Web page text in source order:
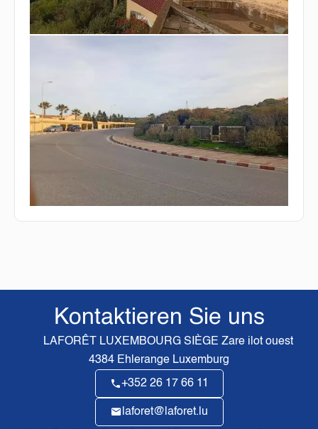
Kontaktieren Sie uns
LAFORÊT LUXEMBOURG SIÈGE Zare ilot ouest
4384 Ehlerange Luxemburg
+352 26 17 66 11
laforet@laforet.lu